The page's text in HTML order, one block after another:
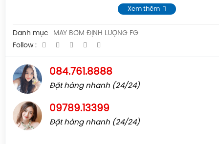
định lượng để đảm bảo hóa chất được cấp vào đúng
Xem thêm
Danh mục
MÁY BƠM ĐỊNH LƯỢNG FG
Follow :
084.761.8888
Đặt hàng nhanh (24/24)
09789.13399
Đặt hàng nhanh (24/24)